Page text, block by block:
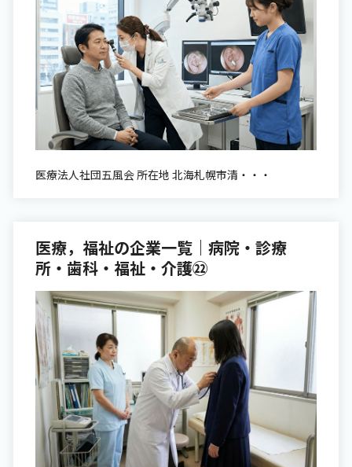
医療法人社団五風会 所在地 北海札幌市清・・・
医療，福祉の企業一覧｜病院・診療
所・歯科・福祉・介護㉒